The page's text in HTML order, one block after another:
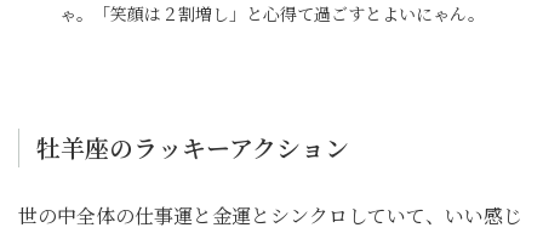
ゃ。「笑顔は２割増し」と心得て過ごすとよいにゃん。
牡羊座のラッキーアクション
世の中全体の仕事運と金運とシンクロしていて、いい感じ